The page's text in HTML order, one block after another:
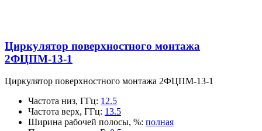
Циркулятор поверхностного монтажа
2ФЦПМ-13-1
Циркулятор поверхностного монтажа 2ФЦПМ-13-1
Частота низ, ГГц: 12.5
Частота верх, ГГц: 13.5
Ширина рабочей полосы, %: полная